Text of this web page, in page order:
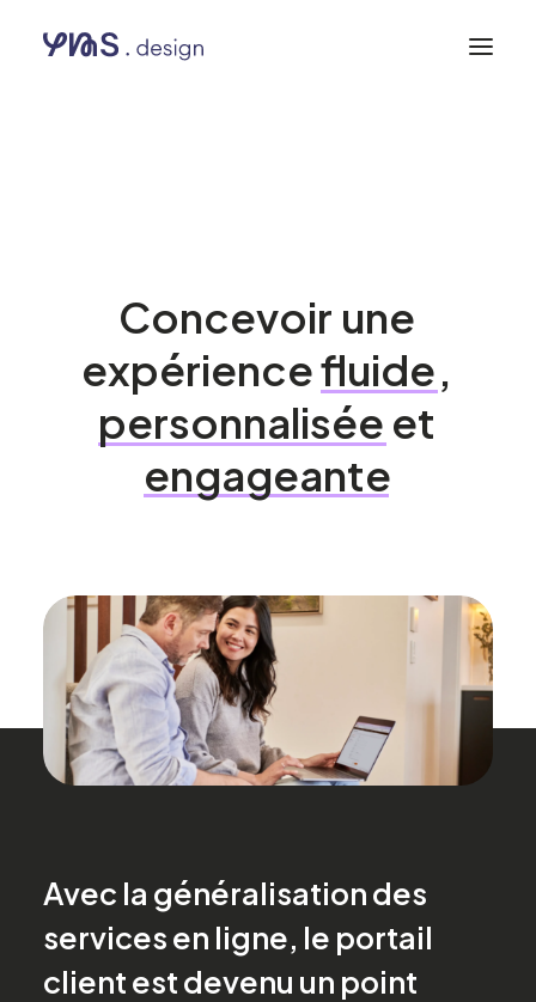
Concevoir une
expériencefluide,
personnalisée et
engageante
Avec la généralisation des
services en ligne, le portail
client est devenu un point